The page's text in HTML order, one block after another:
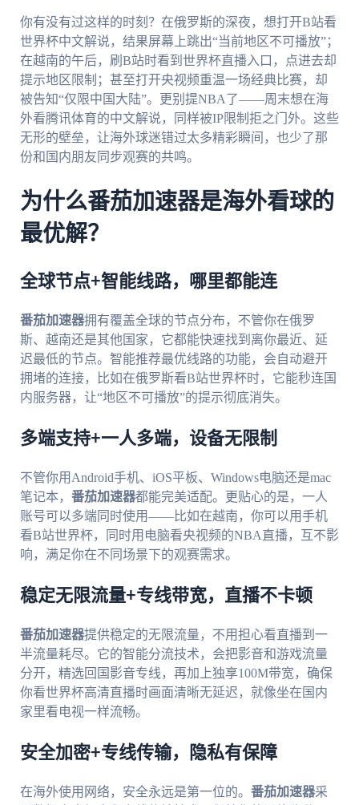
你有没有过这样的时刻？在俄罗斯的深夜，想打开B站看
世界杯中文解说，结果屏幕上跳出“当前地区不可播放”；
在越南的午后，刷B站时看到世界杯直播入口，点进去却
提示地区限制；甚至打开央视频重温一场经典比赛，却
被告知“仅限中国大陆”。更别提NBA了——周末想在海
外看腾讯体育的中文解说，同样被IP限制拒之门外。这些
无形的壁垒，让海外球迷错过太多精彩瞬间，也少了那
份和国内朋友同步观赛的共鸣。
为什么番茄加速器是海外看球的
最优解？
全球节点+智能线路，哪里都能连
番茄加速器拥有覆盖全球的节点分布，不管你在俄罗
斯、越南还是其他国家，它都能快速找到离你最近、延
迟最低的节点。智能推荐最优线路的功能，会自动避开
拥堵的连接，比如在俄罗斯看B站世界杯时，它能秒连国
内服务器，让“地区不可播放”的提示彻底消失。
多端支持+一人多端，设备无限制
不管你用Android手机、iOS平板、Windows电脑还是mac
笔记本， 番茄加速器都能完美适配。更贴心的是，一人
账号可以多端同时使用——比如在越南，你可以用手机
看B站世界杯，同时用电脑看央视频的NBA直播，互不影
响，满足你在不同场景下的观赛需求。
稳定无限流量+专线带宽，直播不卡顿
番茄加速器提供稳定的无限流量，不用担心看直播到一
半流量耗尽。它的智能分流技术，会把影音和游戏流量
分开，精选回国影音专线，再加上独享100M带宽，确保
你看世界杯高清直播时画面清晰无延迟，就像坐在国内
家里看电视一样流畅。
安全加密+专线传输，隐私有保障
在海外使用网络，安全永远是第一位的。 番茄加速器采